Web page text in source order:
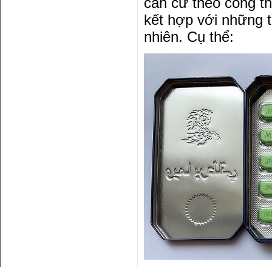
kết hợp với những
nhiên. Cụ thể: